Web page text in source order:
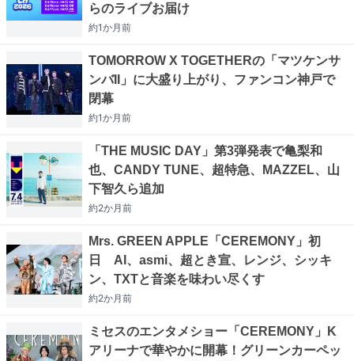
らのライブお届け
約1か月前
TOMORROW X TOGETHERの「マツケンサ
ンバII」に大盛り上がり、ファンコン神戸で
閉幕
約1か月前
「THE MUSIC DAY」第3弾発表で亀梨和
也、CANDY TUNE、超特急、MAZZEL、山
下智久ら追加
約2か月前
Mrs. GREEN APPLE「CEREMONY」初
日 AI、asmi、超とき宣、レンジ、シッキ
ン、TXTと音楽を味わい尽くす
約2か月前
ミセスのエンタメショー「CEREMONY」K
アリーナで華やかに開幕！グリーンカーペッ